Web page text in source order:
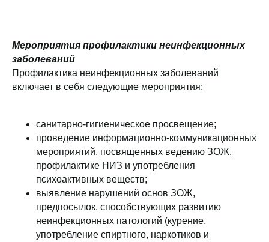
Мероприятия профилактики неинфекционных
заболеваний
Профилактика неинфекционных заболеваний
включает в себя следующие мероприятия:
санитарно-гигиеническое просвещение;
проведение информационно-коммуникационных
мероприятий, посвященных ведению ЗОЖ,
профилактике НИЗ и употребления
психоактивных веществ;
выявление нарушений основ ЗОЖ,
предпосылок, способствующих развитию
неинфекционных патологий (курение,
употребление спиртного, наркотиков и